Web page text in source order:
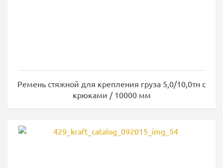
Ремень стяжной для крепления груза 5,0/10,0тн с
крюками / 10000 мм